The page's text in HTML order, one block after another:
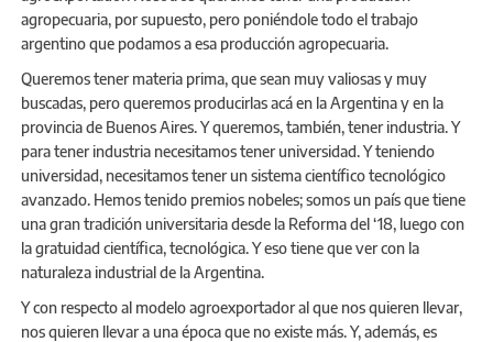
agropecuaria, por supuesto, pero poniéndole todo el trabajo
argentino que podamos a esa producción agropecuaria.
Queremos tener materia prima, que sean muy valiosas y muy
buscadas, pero queremos producirlas acá en la Argentina y en la
provincia de Buenos Aires. Y queremos, también, tener industria. Y
para tener industria necesitamos tener universidad. Y teniendo
universidad, necesitamos tener un sistema científico tecnológico
avanzado. Hemos tenido premios nobeles; somos un país que tiene
una gran tradición universitaria desde la Reforma del ‘18, luego con
la gratuidad científica, tecnológica. Y eso tiene que ver con la
naturaleza industrial de la Argentina.
Y con respecto al modelo agroexportador al que nos quieren llevar,
nos quieren llevar a una época que no existe más. Y, además, es